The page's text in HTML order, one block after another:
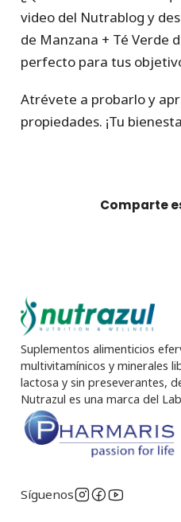
video del Nutrablog y
de Manzana + Té Verde
perfecto para tus
Atrévete a probarlo y
propiedades. ¡Tu
Comparte
Suplementos alimenticios
multivitamínicos y minerales
lactosa y sin preseverantes,
Nutrazul es una marca del
Síguenos